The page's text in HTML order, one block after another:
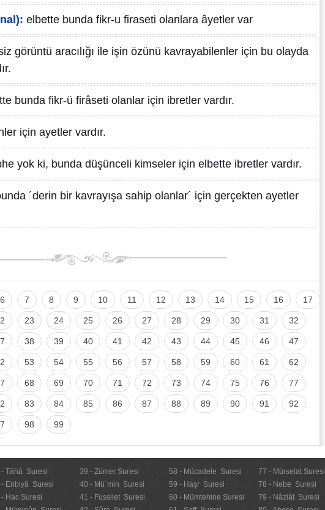
elbette bunda fikr-u firaseti olanlara âyetler var
görüntü aracılığı ile işin özünü kavrayabilenler için bu olayda
bunda fikr-ü firâseti olanlar için ibretler vardır.
için ayetler vardır.
yok ki, bunda düşünceli kimseler için elbette ibretler vardır.
´derin bir kavrayışa sahip olanlar´ için gerçekten ayetler
6 7 8 9 10 11 12 13 14 15 16 17
23 24 25 26 27 28 29 30 31 32
38 39 40 41 42 43 44 45 46 47
53 54 55 56 57 58 59 60 61 62
68 69 70 71 72 73 74 75 76 77
83 84 85 86 87 88 89 90 91 92
98 99
- Tâhâ Suresi
- Enbiyâ Suresi
- Hac Suresi
39 - Zümer Suresi
40 - Mü`min Suresi
41 - Fussilet Suresi
58 - Mücadele Suresi
59 - Haşr Suresi
60 - Mümtehine Suresi
77 - Mürselat Suresi
78 - Nebe Suresi
79 - Nâziât Suresi